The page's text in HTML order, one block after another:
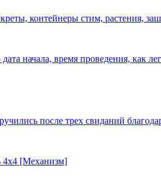
контейнеры стим, растения,
начала, время проведения, как
после трех свиданий
4х4 [Механизм]